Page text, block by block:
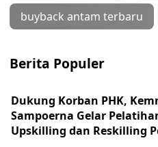
buyback antam terbaru
Berita Populer
Dukung Korban PHK,
Sampoerna Gelar
Upskilling dan Reskilling